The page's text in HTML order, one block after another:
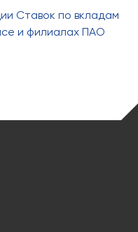
Ставок по вкладам
и филиалах ПАО